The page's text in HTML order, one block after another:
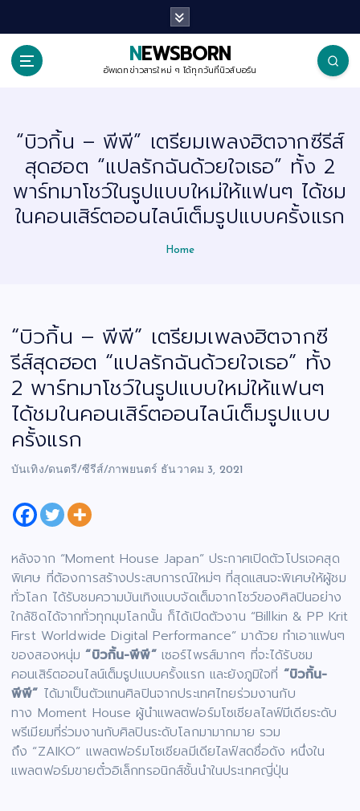
i
NEWSBORN
อัพเดทข่าวสารใหม่ ๆ ได้ทุกวันที่นิวส์บอร์น
“บิวกิ้น – พีพี” เตรียมเพลงฮิตจากซีรีส์
สุดฮอต “แปลรักฉันด้วยใจเธอ” ทั้ง 2
พาร์ทมาโชว์ในรูปแบบใหม่ให้แฟนๆ ได้ชม
ในคอนเสิร์ตออนไลน์เต็มรูปแบบครั้งแรก
Home
“บิวกิ้น – พีพี” เตรียมเพลงฮิตจากซี
รีส์สุดฮอต “แปลรักฉันด้วยใจเธอ” ทั้ง
2 พาร์ทมาโชว์ในรูปแบบใหม่ให้แฟนๆ
ได้ชมในคอนเสิร์ตออนไลน์เต็มรูปแบบ
ครั้งแรก
บันเทิง/ดนตรี/ซีรีส์/ภาพยนตร์ ธันวาคม 3, 2021
หลังจาก “Moment House Japan” ประกาศเปิดตัวโปรเจคสุด
พิเศษ ที่ต้องการสร้างประสบการณ์ใหม่ๆ ที่สุดแสนจะพิเศษให้ผู้ชม
ทั่วโลก ได้รับชมความบันเทิงแบบจัดเต็มจากโชว์ของศิลปินอย่าง
ใกล้ชิดได้จากทั่วทุกมุมโลกนั้น ก็ได้เปิดตัวงาน “Billkin & PP Krit
First Worldwide Digital Performance” มาด้วย ทำเอาแฟนๆ
ของสองหนุ่ม“บิวกิ้น-พีพี”เซอร์ไพรส์มากๆ ที่จะได้รับชม
คอนเสิร์ตออนไลน์เต็มรูปแบบครั้งแรก และยังภูมิใจที่ “บิวกิ้น-
พีพี” ได้มาเป็นตัวแทนศิลปินจากประเทศไทยร่วมงานกับ
ทาง Moment House ผู้นำแพลตฟอร์มโซเชียลไลฟ์มีเดียระดับ
พรีเมียมที่ร่วมงานกับศิลปินระดับโลกมามากมาย รวม
ถึง “ZAIKO” แพลตฟอร์มโซเชียลมีเดียไลฟ์สดชื่อดัง หนึ่งใน
แพลตฟอร์มขายตั๋วอิเล็กทรอนิกส์ชั้นนำในประเทศญี่ปุ่น